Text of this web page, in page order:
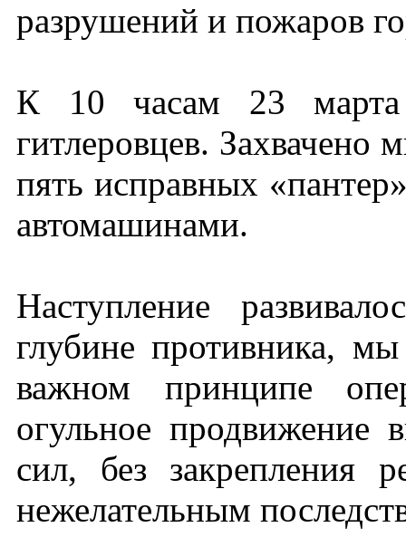
разрушений и пожаров
К 10 часам 23 марта
гитлеровцев. Захвачено
пять исправных
автомашинами.
Наступление
глубине противника,
важном принципе
огульное продвижение
сил, без закрепления
нежелательным